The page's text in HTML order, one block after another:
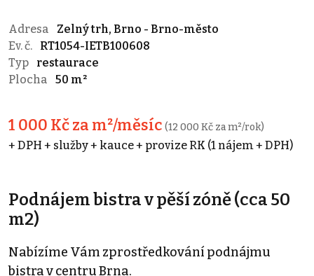
Adresa
Zelný trh, Brno - Brno-město
Ev. č.
RT1054-IETB100608
Typ
restaurace
Plocha
50 m²
1 000 Kč za m²/měsíc (12 000 Kč za m²/rok)
+ DPH + služby + kauce + provize RK (1 nájem + DPH)
Podnájem bistra v pěší zóně (cca 50
m2)
Nabízíme Vám zprostředkování podnájmu
bistra v centru Brna.